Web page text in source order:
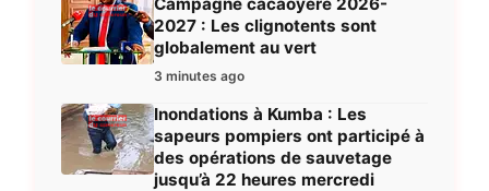
2027 : Les clignotents sont
globalement au vert
3 minutes ago
Inondations à Kumba : Les
sapeurs pompiers ont participé à
des opérations de sauvetage
jusqu’à 22 heures mercredi